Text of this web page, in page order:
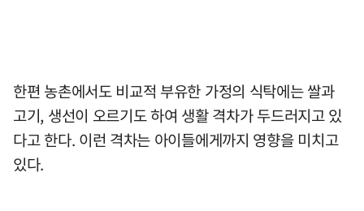
한편 농촌에서도 비교적 부유한 가정의 식탁에는 쌀과
고기, 생선이 오르기도 하여 생활 격차가 두드러지고 있
다고 한다. 이런 격차는 아이들에게까지 영향을 미치고
있다.